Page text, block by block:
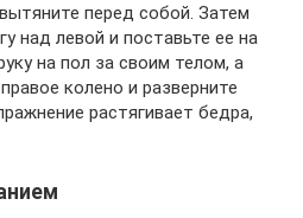
перед собой. Затем
над левой и поставьте ее на
на пол за своим телом, а
колено и разверните
растягивает бедра,